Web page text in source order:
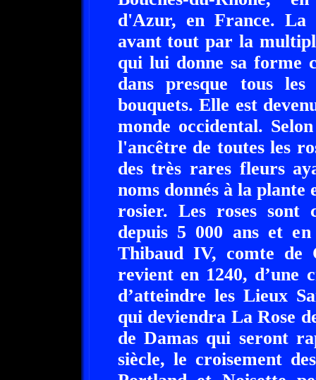
d'Azur, en France. La
avant tout par la
qui lui donne sa forme
dans presque tous
bouquets. Elle est
monde occidental.
l'ancêtre de toutes les
des très rares fleurs
noms donnés à la
rosier. Les roses sont
depuis 5 000 ans et
Thibaud IV, comte de
revient en 1240, d’une
d’atteindre les Lieux
qui deviendra La Rose
de Damas qui seront
siècle, le croisement